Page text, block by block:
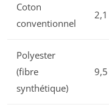
Coton
conventionnel
2,1
Polyester
(fibre
synthétique)
9,5